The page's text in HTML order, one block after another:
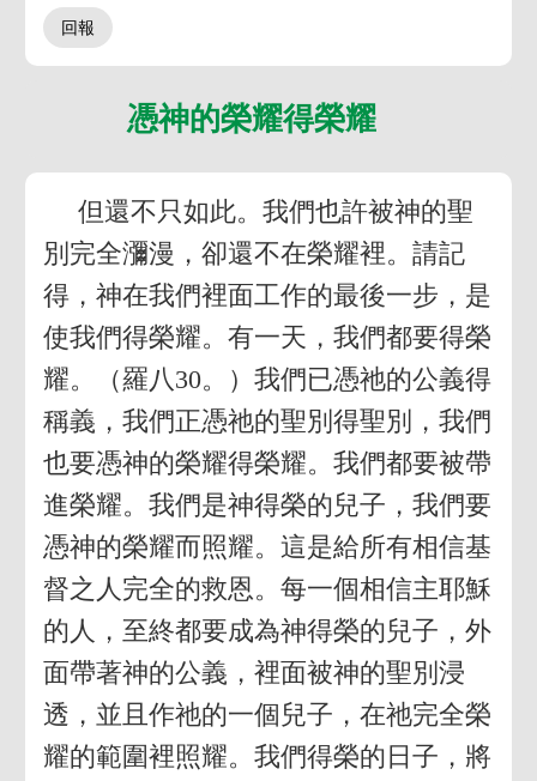
憑神的榮耀得榮耀
但還不只如此。我們也許被神的聖
別完全瀰漫，卻還不在榮耀裡。請記
得，神在我們裡面工作的最後一步，是
使我們得榮耀。有一天，我們都要得榮
耀。（羅八30。）我們已憑祂的公義得
稱義，我們正憑祂的聖別得聖別，我們
也要憑神的榮耀得榮耀。我們都要被帶
進榮耀。我們是神得榮的兒子，我們要
憑神的榮耀而照耀。這是給所有相信基
督之人完全的救恩。每一個相信主耶穌
的人，至終都要成為神得榮的兒子，外
面帶著神的公義，裡面被神的聖別浸
透，並且作祂的一個兒子，在祂完全榮
耀的範圍裡照耀。我們得榮的日子，將